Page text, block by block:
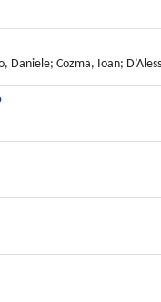
Daniele; Cozma, Ioan;